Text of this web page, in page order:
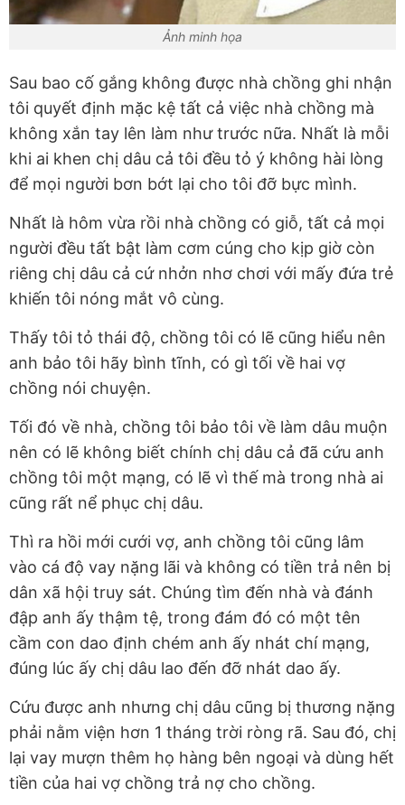
Ảnh minh họa
Sau bao cố gắng không được nhà chồng ghi nhận
tôi quyết định mặc kệ tất cả việc nhà chồng mà
không xắn tay lên làm như trước nữa. Nhất là mỗi
khi ai khen chị dâu cả tôi đều tỏ ý không hài lòng
để mọi người bơn bớt lại cho tôi đỡ bực mình.
Nhất là hôm vừa rồi nhà chồng có giỗ, tất cả mọi
người đều tất bật làm cơm cúng cho kịp giờ còn
riêng chị dâu cả cứ nhởn nhơ chơi với mấy đứa trẻ
khiến tôi nóng mắt vô cùng.
Thấy tôi tỏ thái độ, chồng tôi có lẽ cũng hiểu nên
anh bảo tôi hãy bình tĩnh, có gì tối về hai vợ
chồng nói chuyện.
Tối đó về nhà, chồng tôi bảo tôi về làm dâu muộn
nên có lẽ không biết chính chị dâu cả đã cứu anh
chồng tôi một mạng, có lẽ vì thế mà trong nhà ai
cũng rất nể phục chị dâu.
Thì ra hồi mới cưới vợ, anh chồng tôi cũng lâm
vào cá độ vay nặng lãi và không có tiền trả nên bị
dân xã hội truy sát. Chúng tìm đến nhà và đánh
đập anh ấy thậm tệ, trong đám đó có một tên
cầm con dao định chém anh ấy nhát chí mạng,
đúng lúc ấy chị dâu lao đến đỡ nhát dao ấy.
Cứu được anh nhưng chị dâu cũng bị thương nặng
phải nằm viện hơn 1 tháng trời ròng rã. Sau đó, chị
lại vay mượn thêm họ hàng bên ngoại và dùng hết
tiền của hai vợ chồng trả nợ cho chồng.